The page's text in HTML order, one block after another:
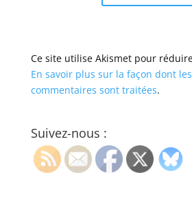
Ce site utilise Akismet pour
En savoir plus sur la façon dont
commentaires sont traitées.
Suivez-nous :